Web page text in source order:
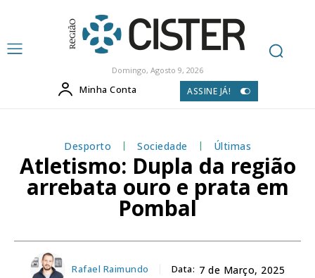
Domingo, Agosto 9, 2026
Minha Conta ASSINE JÁ!
Desporto Sociedade Últimas
Atletismo: Dupla da região
arrebata ouro e prata em
Pombal
Rafael Raimundo Data: 7 de Março, 2025